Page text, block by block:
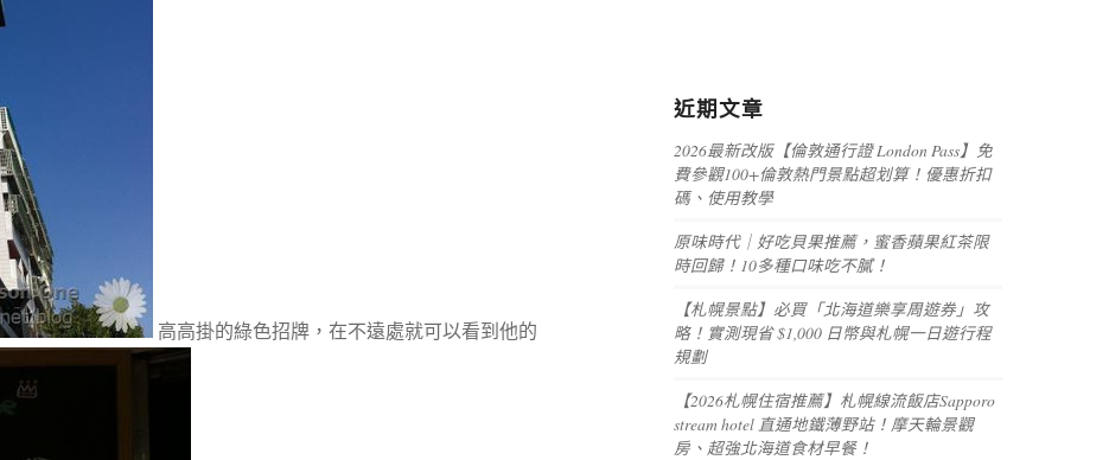
高高掛的綠色招牌，在不遠處就可以看到他的
近期文章
2026最新改版【倫敦通行證 London Pass】免
費參觀100+倫敦熱門景點超划算！優惠折扣
碼、使用教學
原味時代｜好吃貝果推薦，蜜香蘋果紅茶限
時回歸！10多種口味吃不膩！
【札幌景點】必買「北海道樂享周遊券」攻
略！實測現省 $1,000 日幣與札幌一日遊行程
規劃
【2026札幌住宿推薦】札幌線流飯店Sapporo
stream hotel 直通地鐵薄野站！摩天輪景觀
房、超強北海道食材早餐！